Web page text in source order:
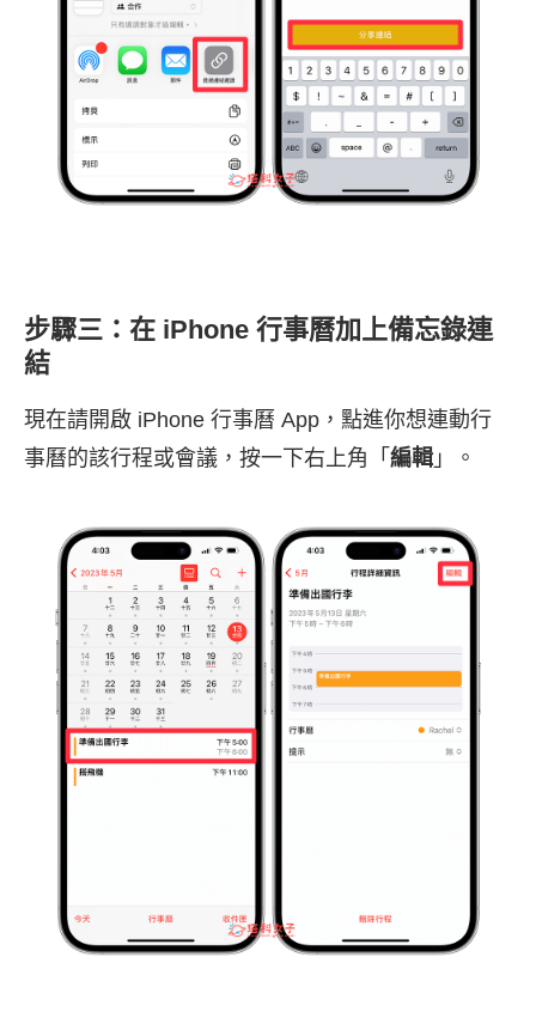
步驟三：在 iPhone 行事曆加上備忘錄連
結
現在請開啟 iPhone 行事曆 App，點進你想連動行
事曆的該行程或會議，按一下右上角「 編輯 」。